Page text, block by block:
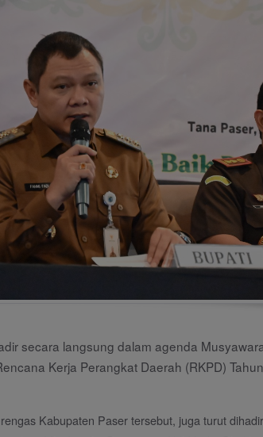
secara langsung dalam agenda
Kerja Perangkat Daerah (RKPD)
Kabupaten Paser tersebut, juga turut